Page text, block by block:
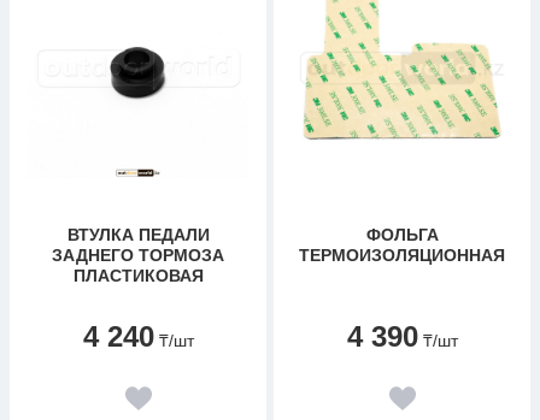
ВТУЛКА ПЕДАЛИ
ЗАДНЕГО ТОРМОЗА
ПЛАСТИКОВАЯ
4 240 ₸/шт
ФОЛЬГА
ТЕРМОИЗОЛЯЦИОННАЯ
4 390 ₸/шт